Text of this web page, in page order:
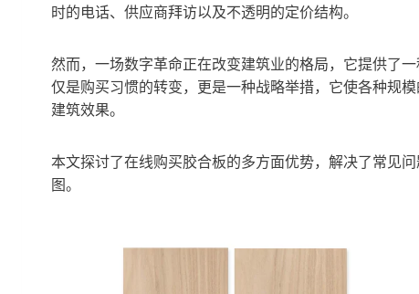
时的电话、供应商拜访以及不透明的定价结构。
然而，一场数字革命正在改变建筑业的格局，它提供了
仅是购买习惯的转变，更是一种战略举措，它使各种规
建筑效果。
本文探讨了在线购买胶合板的多方面优势，解决了常见
图。